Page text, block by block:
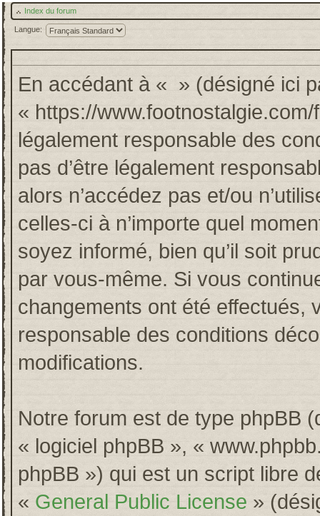
Index du forum
Langue:
En accédant à « » (désigné ici
« https://
légalement responsable des
pas d’être légalement
alors n’accédez pas et/ou
celles-ci à n’importe quel
soyez informé, bien qu’il soit
par vous-même. Si vous
changements ont été effectués,
responsable des conditions
modifications.
Notre forum est de type phpBB
« logiciel phpBB », «
phpBB ») qui est un script libre
« General Public License »